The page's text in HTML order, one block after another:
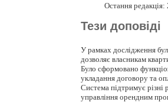
Остання
Тези доповіді
У рамках дослідження
дозволяє власникам
Було сформовано
укладання договору та
Система підтримує різні
управління орендним